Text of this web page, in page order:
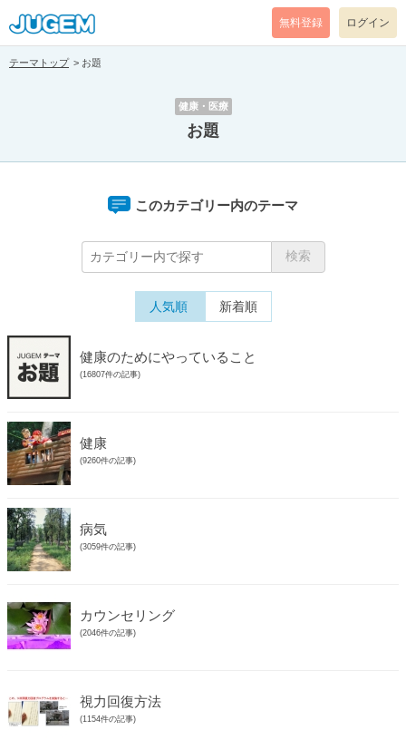
無料登録 ログイン
テーマトップ お題
健康・医療
お題
このカテゴリー内のテーマ
人気順 新着順
健康のためにやっていること
(16807件の記事)
健康
(9260件の記事)
病気
(3059件の記事)
カウンセリング
(2046件の記事)
視力回復方法
(1154件の記事)